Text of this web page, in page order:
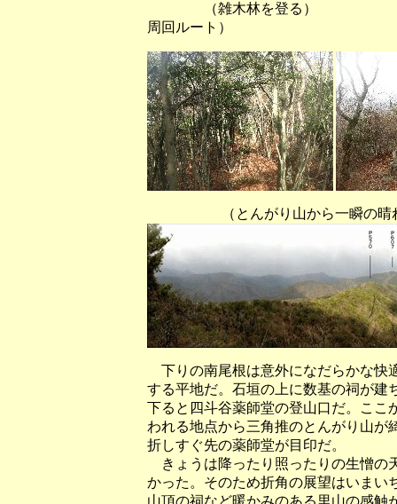
（雑木林を登る） （
周回ルート）
（とんがり山から一瞬の晴れ間
下りの南尾根は意外になだらかな快
する平地だ。石垣の上に数基の祠が建
下ると四斗谷薬師堂の登山口だ。ここ
われる地点から三角推のとんがり山が
折しすぐ先の薬師堂が目印だ。
きょうは降ったり照ったりの生憎の
かった。そのため折角の展望はいまい
山頂の祠など暖かみのある里山の感触